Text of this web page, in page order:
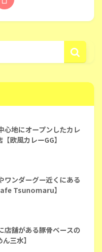
心地にオープンしたカレ
欧風カレーGG】
ワンダーグー近くにある
Tsunomaru】
店舗がある豚骨ベースの
三水】